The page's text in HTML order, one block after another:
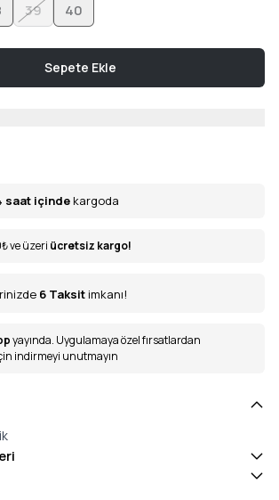
39 40
Sepete Ekle
saat içinde kargoda
₺ve üzeri ücretsiz kargo!
6 Taksit imkanı!
yayında. Uygulamaya özel fırsatlardan
indirmeyi unutmayın